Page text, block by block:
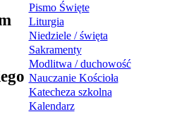
Pismo Święte
Liturgia
Niedziele / święta
Sakramenty
Modlitwa / duchowość
Nauczanie Kościoła
Katecheza szkolna
Kalendarz